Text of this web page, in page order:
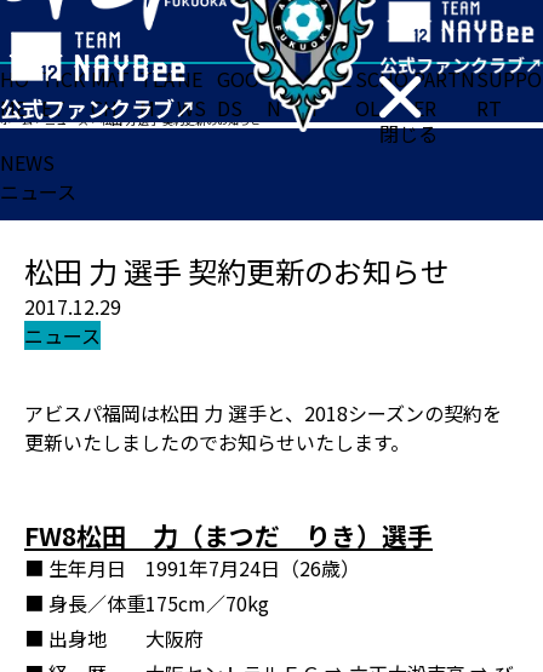
閉じる
HO
ME
TICK
ET
MAT
CH
TEA
M
NE
WS
GOO
DS
FA
N
ACADE
MY
SCHO
OL
PARTN
ER
SUPPO
RT
ホーム>ニュース>松田 力 選手 契約更新のお知らせ
NEWS
ニュース
松田 力 選手 契約更新のお知らせ
2017.12.29
ニュース
アビスパ福岡は松田 力 選手と、2018シーズンの契約を
更新いたしましたのでお知らせいたします。
FW8松田 力（まつだ りき）選手
■ 生年月日
1991年7月24日（26歳）
■ 身長／体重175cm／70kg
■ 出身地
大阪府